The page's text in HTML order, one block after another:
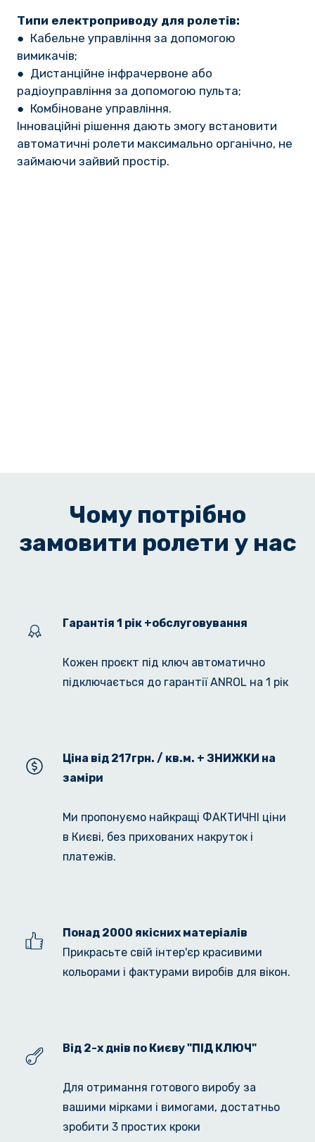
Типи електроприводу для ролетів:
● Кабельне управління за допомогою
вимикачів;
● Дистанційне інфрачервоне або
радіоуправління за допомогою пульта;
● Комбіноване управління.
Інноваційні рішення дають змогу встановити
автоматичні ролети максимально органічно, не
займаючи зайвий простір.
Чому потрібно
замовити ролети у нас
Гарантія 1 рік +обслуговування
Кожен проєкт під ключ автоматично
підключається до гарантії ANROL на 1 рік
Ціна від 217грн. / кв.м. + ЗНИЖКИ на
заміри
Ми пропонуємо найкращі ФАКТИЧНІ ціни
в Києві, без прихованих накруток і
платежів.
Понад 2000 якісних матеріалів
Прикрасьте свій інтер'єр красивими
кольорами і фактурами виробів для вікон.
Від 2-х днів по Києву "ПІД КЛЮЧ"
Для отримання готового виробу за
вашими мірками і вимогами, достатньо
зробити 3 простих кроки